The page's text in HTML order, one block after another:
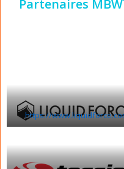
Partenaires
https://